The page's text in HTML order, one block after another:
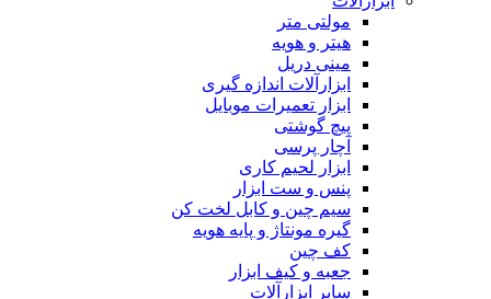
مولتی متر
هیتر و هویه
مینی دریل
ابزارآلات اندازه گیری
ابزار تعمیرات موبایل
پیچ گوشتی
آچار پرسی
ابزار لحیم کاری
پنس و ست ابزار
سیم چین و کابل لخت کن
گیره مونتاژ و پایه هویه
کف چین
جعبه و کیف ابزار
سایر ابزارآلات